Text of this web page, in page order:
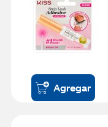
Agregar